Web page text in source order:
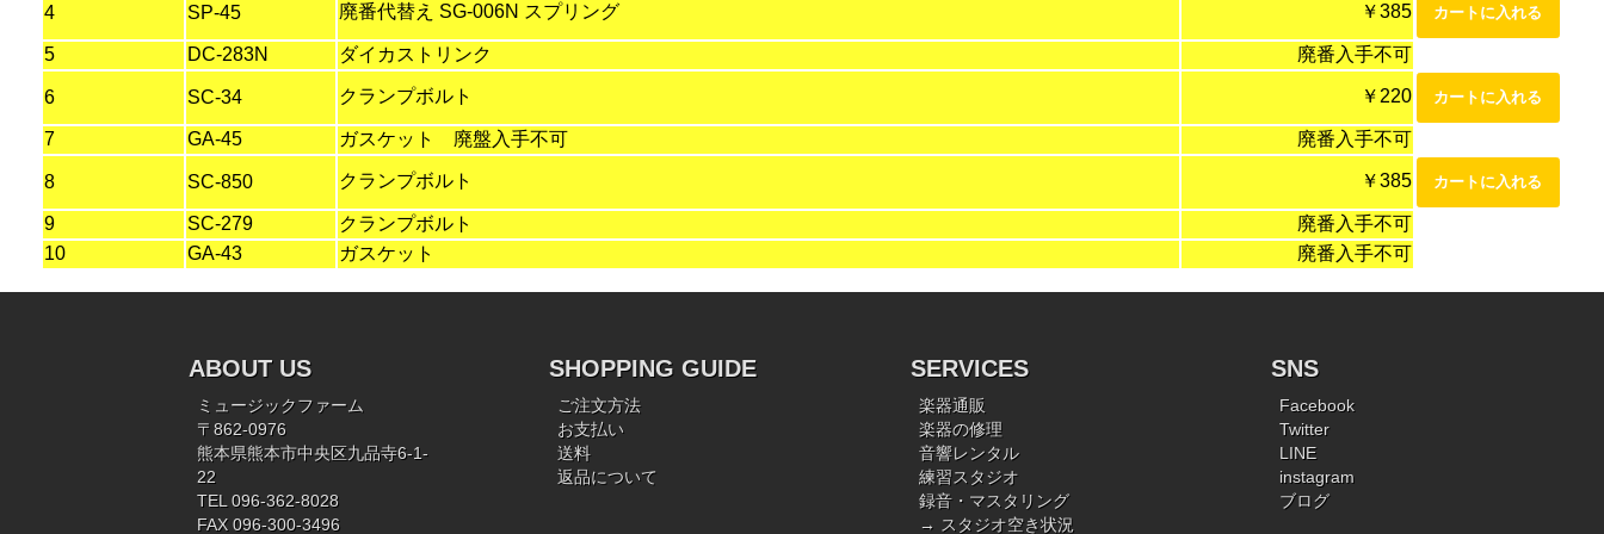
4 SP-45 廃番代替え SG-006N スプリング ￥385
5 DC-283N ダイカストリンク 廃番入手不可
6 SC-34 クランプボルト ￥220
7 GA-45 ガスケット 廃盤入手不可 廃番入手不可
8 SC-850 クランプボルト ￥385
9 SC-279 クランプボルト
廃番入手不可
10
GA-43 ガスケット 廃番入手不可
ABOUT US
ミュージックファーム
〒862-0976
熊本県熊本市中央区九品寺6-1-
22
TEL 096-362-8028
FAX 096-300-3496
SHOPPING GUIDE
ご注文方法
お支払い
送料
返品について
SERVICES
楽器通販
楽器の修理
音響レンタル
練習スタジオ
録音・マスタリング
→ スタジオ空き状況
SNS
Facebook
Twitter
LINE
instagram
ブログ